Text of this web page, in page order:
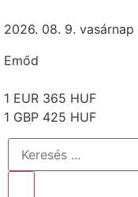
2026. 08. 9. vasárnap
Emőd
1 EUR 365 HUF
1 GBP 425 HUF